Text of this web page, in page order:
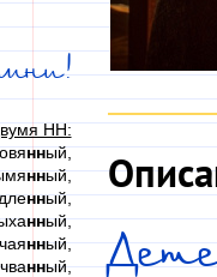
НН:
нный,
нный,
нный,
нный,
нный,
нный,